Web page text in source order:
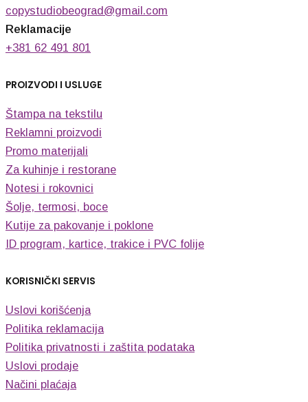
copystudiobeograd@gmail.com
Reklamacije
+381 62 491 801
PROIZVODI I USLUGE
Štampa na tekstilu
Reklamni proizvodi
Promo materijali
Za kuhinje i restorane
Notesi i rokovnici
Šolje, termosi, boce
Kutije za pakovanje i poklone
ID program, kartice, trakice i PVC folije
KORISNIČKI SERVIS
Uslovi korišćenja
Politika reklamacija
Politika privatnosti i zaštita podataka
Uslovi prodaje
Načini plaćaja